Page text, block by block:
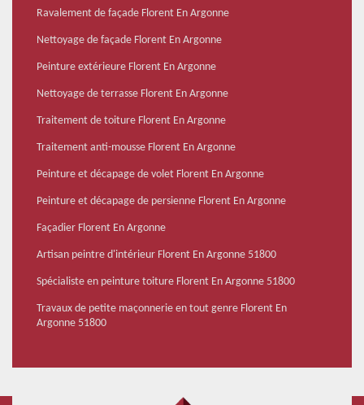
Ravalement de façade Florent En Argonne
Nettoyage de façade Florent En Argonne
Peinture extérieure Florent En Argonne
Nettoyage de terrasse Florent En Argonne
Traitement de toiture Florent En Argonne
Traitement anti-mousse Florent En Argonne
Peinture et décapage de volet Florent En Argonne
Peinture et décapage de persienne Florent En Argonne
Façadier Florent En Argonne
Artisan peintre d'intérieur Florent En Argonne 51800
Spécialiste en peinture toiture Florent En Argonne 51800
Travaux de petite maçonnerie en tout genre Florent En
Argonne 51800